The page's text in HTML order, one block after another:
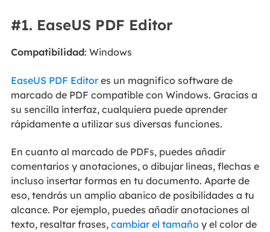
#1. EaseUS PDF Editor
Compatibilidad: Windows
EaseUS PDF Editores un magnífico software de
marcado de PDF compatible con Windows. Gracias a
su sencilla interfaz, cualquiera puede aprender
rápidamente a utilizar sus diversas funciones.
En cuanto al marcado de PDFs, puedes añadir
comentarios y anotaciones, o dibujar líneas, flechas e
incluso insertar formas en tu documento. Aparte de
eso, tendrás un amplio abanico de posibilidades a tu
alcance. Por ejemplo, puedes añadir anotaciones al
texto, resaltar frases, cambiar el tamañoy el color de